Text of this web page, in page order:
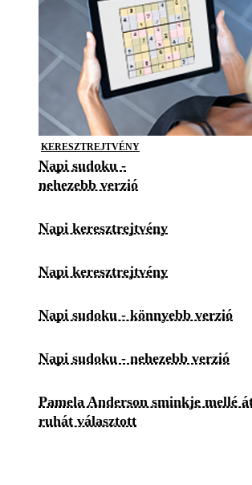
KERESZTREJTVÉNY
Napi sudoku -
nehezebb verzió
Napi keresztrejtvény
Napi keresztrejtvény
Napi sudoku - könnyebb verzió
Napi sudoku - nehezebb verzió
Pamela Anderson sminkje mellé
ruhát választott